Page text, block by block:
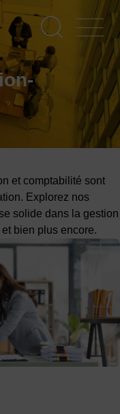
et comptabilité sont
Explorez nos
solide dans la gestion
bien plus encore.